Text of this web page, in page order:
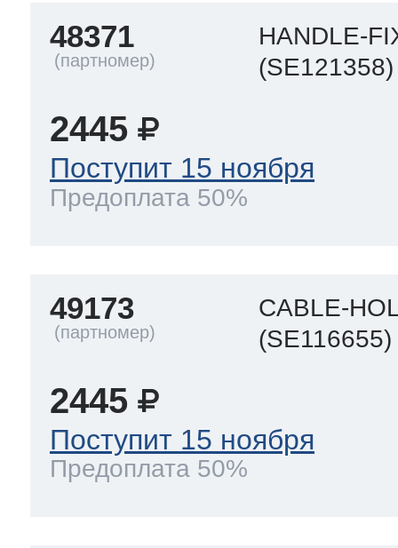
48371
HANDLE-
(SE121358)
2445
Поступит 15 ноября
Предоплата 50%
49173
CABLE-
(SE116655)
2445
Поступит 15 ноября
Предоплата 50%